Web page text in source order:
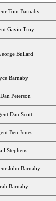
Tom Barnaby
Gavin Troy
Bullard
Barnaby
Peterson
Dan Scott
Ben Jones
Stephens
John Barnaby
Barnaby